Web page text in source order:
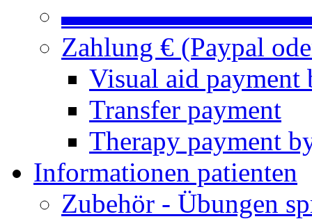
Zahlung € (Paypal
Visual aid payment
Transfer payment
Therapy payment
Informationen patienten
Zubehör - Übungen